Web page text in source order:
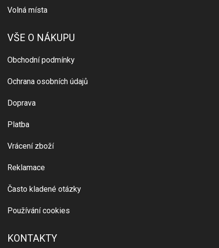
Volná místa
VŠE O NÁKUPU
Obchodní podmínky
Ochrana osobních údajů
Doprava
Platba
Vrácení zboží
Reklamace
Často kladené otázky
Používání cookies
KONTAKTY